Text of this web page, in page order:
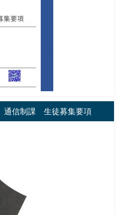
信制課 生徒募集要項